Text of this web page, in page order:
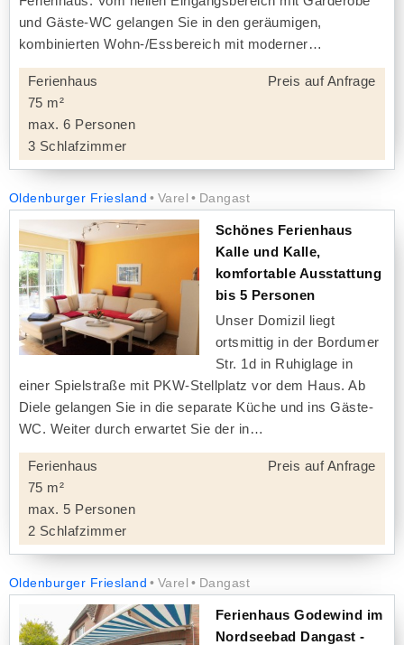
und Gäste-WC gelangen Sie in den geräumigen,
kombinierten Wohn-/Essbereich mit moderner
Ferienhaus
75 m²
max. 6 Personen
3 Schlafzimmer
Preis auf Anfrage
Oldenburger Friesland Varel Dangast
Schönes Ferienhaus
Kalle und Kalle,
komfortable Ausstattung
bis 5 Personen
Unser Domizil liegt
ortsmittig in der Bordumer
Str. 1d in Ruhiglage in
einer Spielstraße mit PKW-Stellplatz vor dem Haus. Ab
Diele gelangen Sie in die separate Küche und ins Gäste-
WC. Weiter durch erwartet Sie der in
Ferienhaus
75 m²
max. 5 Personen
2 Schlafzimmer
Preis auf Anfrage
Oldenburger Friesland Varel Dangast
Ferienhaus Godewind im
Nordseebad Dangast -